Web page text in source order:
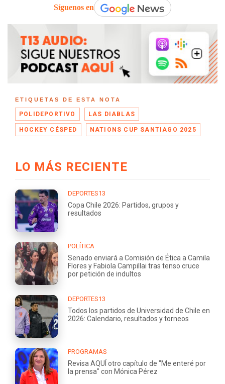
Síguenos en
ETIQUETAS DE ESTA NOTA
POLIDEPORTIVO LAS DIABLAS
HOCKEY CÉSPED NATIONS CUP SANTIAGO 2025
LO MÁS RECIENTE
DEPORTES13
Copa Chile 2026: Partidos, grupos y
resultados
POLÍTICA
Senado enviará a Comisión de Ética a Camila
Flores y Fabiola Campillai tras tenso cruce
por petición de indultos
DEPORTES13
Todos los partidos de Universidad de Chile en
2026: Calendario, resultados y torneos
PROGRAMAS
Revisa AQUÍ otro capítulo de "Me enteré por
la prensa" con Mónica Pérez